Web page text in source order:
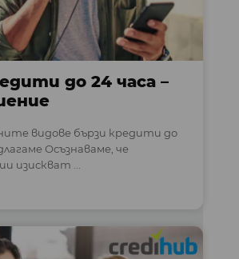
до 24 часа –
видове бързи кредити до
Осъзнаваме, че
изискват ...